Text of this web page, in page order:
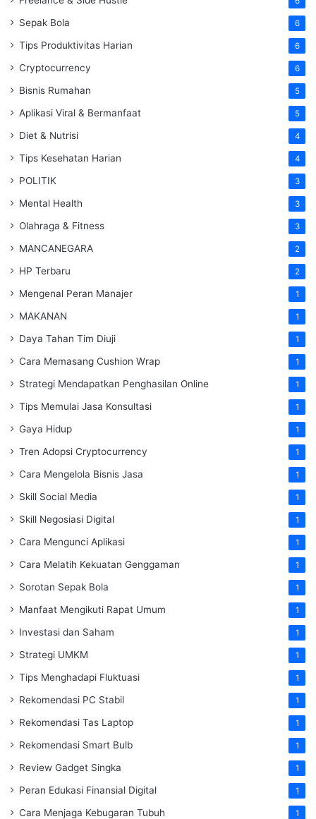
Sepak Bola 6
Tips Produktivitas Harian 6
Cryptocurrency 6
Bisnis Rumahan 5
Aplikasi Viral & Bermanfaat 5
Diet & Nutrisi 4
Tips Kesehatan Harian 4
POLITIK 3
Mental Health 3
Olahraga & Fitness 3
MANCANEGARA 2
HP Terbaru 2
Mengenal Peran Manajer 1
MAKANAN 1
Daya Tahan Tim Diuji 1
Cara Memasang Cushion Wrap 1
Strategi Mendapatkan Penghasilan Online 1
Tips Memulai Jasa Konsultasi 1
Gaya Hidup 1
Tren Adopsi Cryptocurrency 1
Cara Mengelola Bisnis Jasa 1
Skill Social Media 1
Skill Negosiasi Digital 1
Cara Mengunci Aplikasi 1
Cara Melatih Kekuatan Genggaman 1
Sorotan Sepak Bola 1
Manfaat Mengikuti Rapat Umum 1
Investasi dan Saham 1
Strategi UMKM 1
Tips Menghadapi Fluktuasi 1
Rekomendasi PC Stabil 1
Rekomendasi Tas Laptop 1
Rekomendasi Smart Bulb 1
Review Gadget Singka 1
Peran Edukasi Finansial Digital 1
Cara Menjaga Kebugaran Tubuh 1